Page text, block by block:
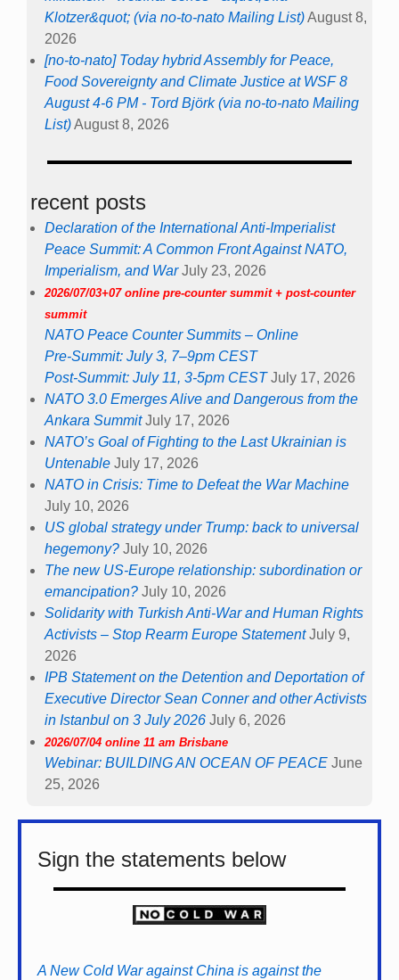
Klotzer&quot; (via no-to-nato Mailing List)August 8,
2026
[no-to-nato] Today hybrid Assembly for Peace,
Food Sovereignty and Climate Justice at WSF 8
August 4-6 PM - Tord Björk (via no-to-nato Mailing
List)August 8, 2026
recent posts
Declaration of the International Anti-Imperialist
Peace Summit: A Common Front Against NATO,
Imperialism, and War July 23, 2026
2026/07/03+07 online pre-counter summit + post-counter
summit
NATO Peace Counter Summits – Online
Pre-Summit: July 3, 7–9pm CEST
Post-Summit: July 11, 3-5pm CEST July 17, 2026
NATO 3.0 Emerges Alive and Dangerous from the
Ankara Summit July 17, 2026
NATO’s Goal of Fighting to the Last Ukrainian is
Untenable July 17, 2026
NATO in Crisis: Time to Defeat the War Machine
July 10, 2026
US global strategy under Trump: back to universal
hegemony? July 10, 2026
The new US-Europe relationship: subordination or
emancipation? July 10, 2026
Solidarity with Turkish Anti-War and Human Rights
Activists – Stop Rearm Europe Statement July 9,
2026
IPB Statement on the Detention and Deportation of
Executive Director Sean Conner and other Activists
in Istanbul on 3 July 2026 July 6, 2026
2026/07/04 online 11 am Brisbane
Webinar: BUILDING AN OCEAN OF PEACE June
25, 2026
Sign the statements below
A New Cold War against China is against the